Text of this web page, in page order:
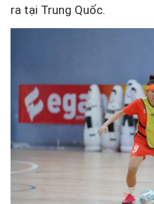
ra tại Trung Quốc.